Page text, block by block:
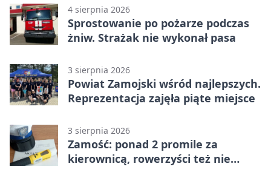
4 sierpnia 2026
Sprostowanie po pożarze podczas
żniw. Strażak nie wykonał pasa
3 sierpnia 2026
Powiat Zamojski wśród najlepszych.
Reprezentacja zajęła piąte miejsce
3 sierpnia 2026
Zamość: ponad 2 promile za
kierownicą, rowerzyści też nie